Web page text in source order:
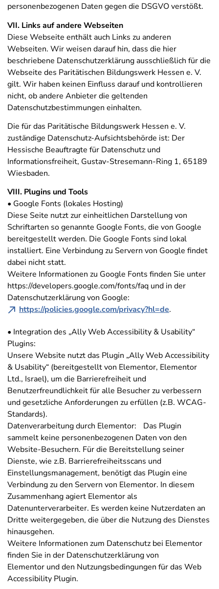
personenbezogenen Daten gegen die DSGVO verstößt.
VII. Links auf andere Webseiten
Diese Webseite enthält auch Links zu anderen
Webseiten. Wir weisen darauf hin, dass die hier
beschriebene Datenschutzerklärung ausschließlich für die
Webseite des Paritätischen Bildungswerk Hessen e. V.
gilt. Wir haben keinen Einfluss darauf und kontrollieren
nicht, ob andere Anbieter die geltenden
Datenschutzbestimmungen einhalten.
Die für das Paritätische Bildungswerk Hessen e. V.
zuständige Datenschutz-Aufsichtsbehörde ist: Der
Hessische Beauftragte für Datenschutz und
Informationsfreiheit, Gustav-Stresemann-Ring 1, 65189
Wiesbaden.
VIII. Plugins und Tools
• Google Fonts (lokales Hosting)
Diese Seite nutzt zur einheitlichen Darstellung von
Schriftarten so genannte Google Fonts, die von Google
bereitgestellt werden. Die Google Fonts sind lokal
installiert. Eine Verbindung zu Servern von Google findet
dabei nicht statt.
Weitere Informationen zu Google Fonts finden Sie unter
https://developers.google.com/fonts/faq und in der
Datenschutzerklärung von Google:
https://policies.google.com/privacy?hl=de.
• Integration des „Ally Web Accessibility & Usability“
Plugins:
Unsere Website nutzt das Plugin „Ally Web Accessibility
& Usability“ (bereitgestellt von Elementor, Elementor
Ltd., Israel), um die Barrierefreiheit und
Benutzerfreundlichkeit für alle Besucher zu verbessern
und gesetzliche Anforderungen zu erfüllen (z.B. WCAG-
Standards).
Datenverarbeitung durch Elementor: Das Plugin
sammelt keine personenbezogenen Daten von den
Website-Besuchern. Für die Bereitstellung seiner
Dienste, wie z.B. Barrierefreiheitsscans und
Einstellungsmanagement, benötigt das Plugin eine
Verbindung zu den Servern von Elementor. In diesem
Zusammenhang agiert Elementor als
Datenunterverarbeiter. Es werden keine Nutzerdaten an
Dritte weitergegeben, die über die Nutzung des Dienstes
hinausgehen.
Weitere Informationen zum Datenschutz bei Elementor
finden Sie in der Datenschutzerklärung von
Elementor und den Nutzungsbedingungen für das Web
Accessibility Plugin.